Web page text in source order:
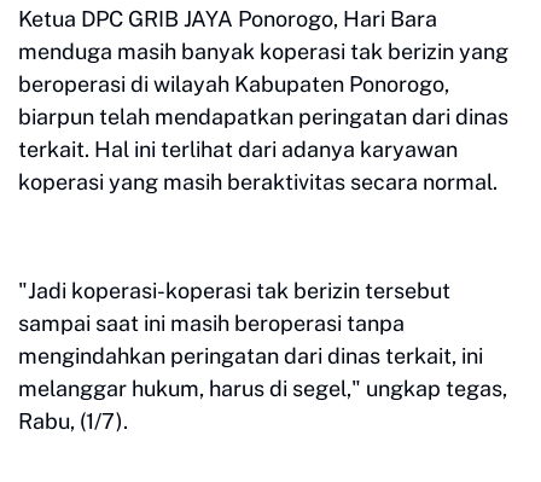
Ketua DPC GRIB JAYA Ponorogo, Hari Bara
menduga masih banyak koperasi tak berizin yang
beroperasi di wilayah Kabupaten Ponorogo,
biarpun telah mendapatkan peringatan dari dinas
terkait. Hal ini terlihat dari adanya karyawan
koperasi yang masih beraktivitas secara normal.
"Jadi koperasi-koperasi tak berizin tersebut
sampai saat ini masih beroperasi tanpa
mengindahkan peringatan dari dinas terkait, ini
melanggar hukum, harus di segel," ungkap tegas,
Rabu, (1/7).